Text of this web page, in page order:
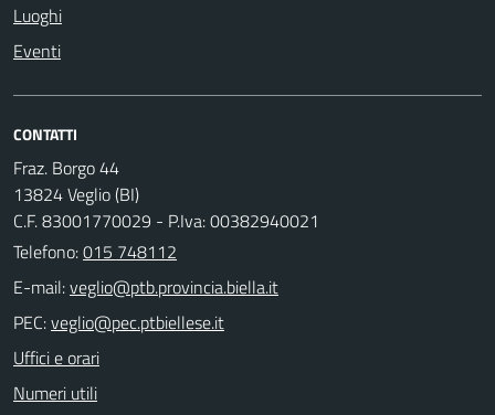
Luoghi
Eventi
CONTATTI
Fraz. Borgo 44
13824 Veglio (BI)
C.F. 83001770029 - P.Iva: 00382940021
Telefono:015 748112
E-mail:
PEC:
Uffici e orari
Numeri utili